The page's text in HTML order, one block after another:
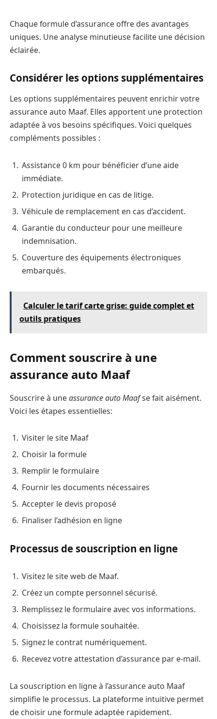
Chaque formule d’assurance offre des avantages
uniques. Une analyse minutieuse facilite une décision
éclairée.
Considérer les options supplémentaires
Les options supplémentaires peuvent enrichir votre
assurance auto Maaf. Elles apportent une protection
adaptée à vos besoins spécifiques. Voici quelques
compléments possibles :
Assistance 0 km pour bénéficier d’une aide
immédiate.
Protection juridique en cas de litige.
Véhicule de remplacement en cas d’accident.
Garantie du conducteur pour une meilleure
indemnisation.
Couverture des équipements électroniques
embarqués.
Calculer le tarif carte grise: guide complet et
outils pratiques
Comment souscrire à une
assurance auto Maaf
Souscrire à uneassurance auto Maafse fait aisément.
Voici les étapes essentielles:
Visiter le site Maaf
Choisir la formule
Remplir le formulaire
Fournir les documents nécessaires
Accepter le devis proposé
Finaliser l’adhésion en ligne
Processus de souscription en ligne
Visitez le site web de Maaf.
Créez un compte personnel sécurisé.
Remplissez le formulaire avec vos informations.
Choisissez la formule souhaitée.
Signez le contrat numériquement.
Recevez votre attestation d’assurance par e-mail.
La souscription en ligne à l’assurance auto Maaf
simplifie le processus. La plateforme intuitive permet
de choisir une formule adaptée rapidement.